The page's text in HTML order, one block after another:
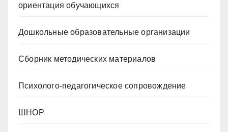
ориентация обучающихся
Дошкольные образовательные организации
Сборник методических материалов
Психолого-педагогическое сопровождение
ШНОР